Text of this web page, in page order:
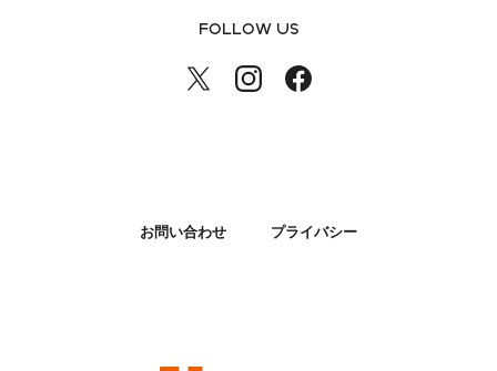
FOLLOW US
お問い合わせ プライバシー